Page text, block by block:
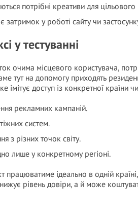
потрібні креативи для цільового
у роботі сайту чи
у тестуванні
очима місцевого користувача,
тут на допомогу приходять
імітує доступ із конкретної країни
рекламних кампаній.
систем.
з різних точок світу.
лише у конкретному регіоні.
працюватиме ідеально в одній
рівень довіри, а й може